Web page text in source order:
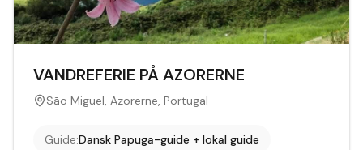
VANDREFERIE PÅ AZORERNE
São Miguel, Azorerne, Portugal
Guide:Dansk Papuga-guide + lokal guide